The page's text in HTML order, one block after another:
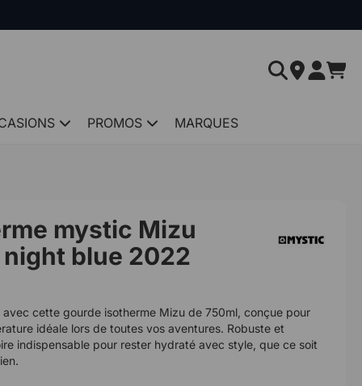
PROMOS MARQUES
mystic Mizu
blue 2022
cette gourde isotherme Mizu de 750ml, conçue pour
idéale lors de toutes vos aventures. Robuste et
indispensable pour rester hydraté avec style, que ce soit